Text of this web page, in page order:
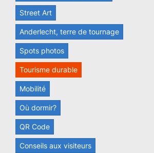
Street Art
Anderlecht, terre de tournage
Spots photos
Tourisme durable
Mobilité
Où dormir?
QR Code
Conseils aux visiteurs